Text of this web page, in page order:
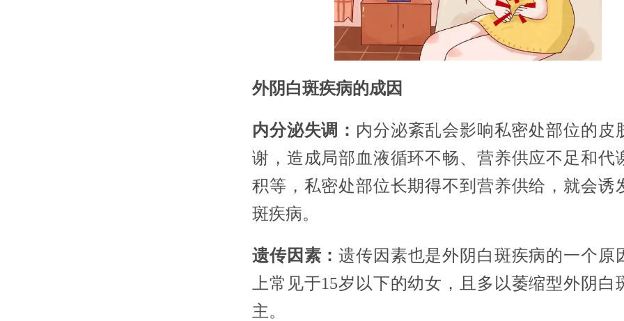
外阴白斑疾病的成因
内分泌失调： 内分泌紊乱会影响私密处部位的皮
谢，造成局部血液循环不畅、营养供应不足和代
积等，私密处部位长期得不到营养供给，就会诱
斑疾病。
遗传因素：遗传因素也是外阴白斑疾病的一个原
上常见于15岁以下的幼女，且多以萎缩型外阴白
主。